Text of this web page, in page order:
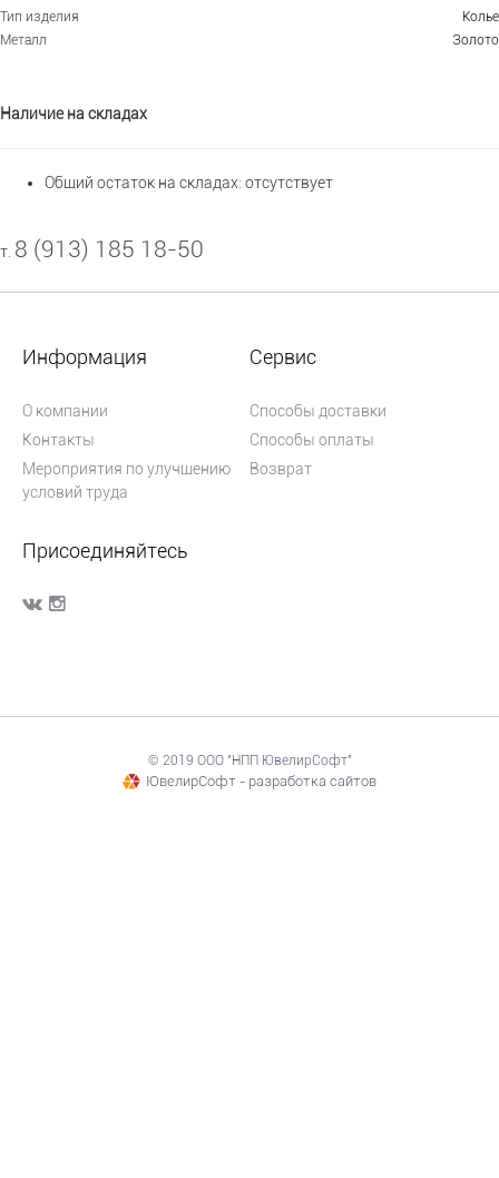
Тип изделия
Колье
Металл
Золото
Наличие на складах
Общий остаток на складах: отсутствует
т. 8 (913) 185 18-50
Информация
О компании
Контакты
Мероприятия по улучшению
условий труда
Сервис
Способы доставки
Способы оплаты
Возврат
Присоединяйтесь
© 2019 ООО "НПП ЮвелирСофт"
ЮвелирСофт - разработка сайтов